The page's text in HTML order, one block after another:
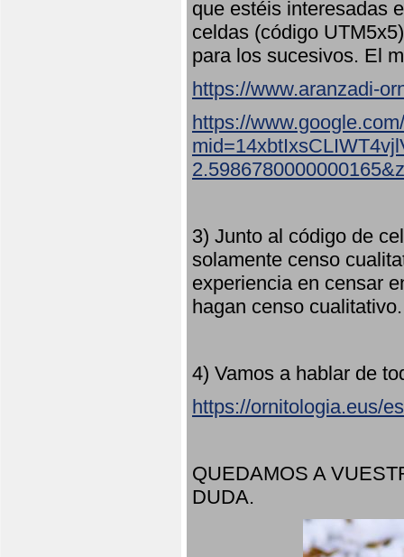
que estéis interesadas
celdas (código
para los sucesivos. El
https://www.aranzadi-
https://
3) Junto al código de
solamente censo
experiencia en censar
hagan censo
4) Vamos a hablar de
https://ornitologia.eus/
QUEDAMOS A
DUDA.